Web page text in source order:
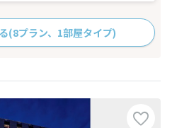
(8プラン、1部屋タイプ)